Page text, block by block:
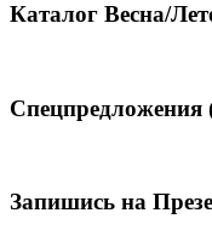
Каталог Весна/
Спецпредложения
Запишись на